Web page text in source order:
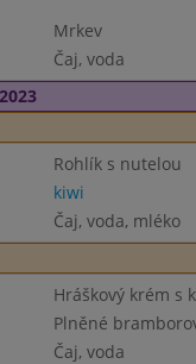
Mrkev
Čaj, voda
Rohlík s nutelou
kiwi
Čaj, voda, mléko
Hráškový krém s
Plněné
Čaj, voda